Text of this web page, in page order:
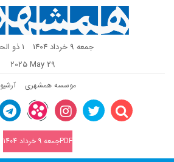
جمعه 9 خرداد 1404
١ ذو الحجة ١٤٤٦
2025 May 29
موسسه همشهری آرشیو
PDFجمعه 9 خرداد 1404